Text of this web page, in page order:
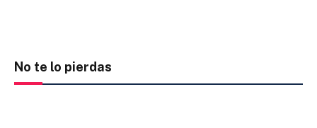
No te lo pierdas